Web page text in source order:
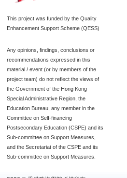
This project was funded by the Quality
Enhancement Support Scheme (QESS)
Any opinions, findings, conclusions or
recommendations expressed in this
material / event (or by members of the
project team) do not reflect the views of
the Government of the Hong Kong
Special Administrative Region, the
Education Bureau, any member in the
Committee on Self-financing
Postsecondary Education (CSPE) and its
Sub-committee on Support Measures,
and the Secretariat of the CSPE and its
Sub-committee on Support Measures.